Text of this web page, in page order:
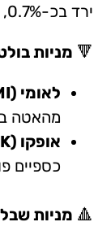
ירד בכ-0.7%, בעוד שמדד
🔻 מניות
לאומי (LUMI)
מהאטה
אופקו (OPK)
כספיים
🔺 מניות